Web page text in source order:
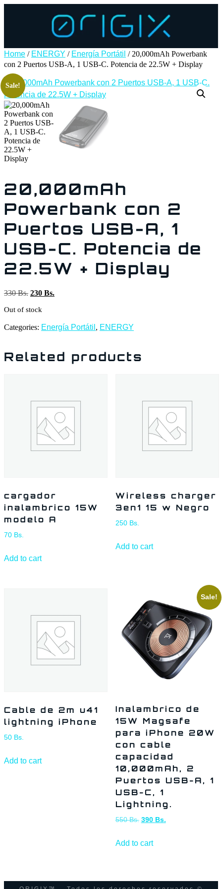
Home / ENERGY / Energía Portátil / 20,000mAh Powerbank
con 2 Puertos USB-A, 1 USB-C. Potencia de 22.5W + Display
Sale!
20,000mAh
Powerbank con 2
Puertos USB-A, 1
USB-C. Potencia de
22.5W + Display
330Bs. 230 Bs.
Out of stock
Categories: Energía Portátil , ENERGY
Related products
cargador
inalambrico 15W
modelo A
70 Bs.
Add to cart
Wireless charger
3en1 15 w Negro
250 Bs.
Add to cart
Cable de 2m u41
lightning iPhone
50 Bs.
Add to cart
Sale!
Inalambrico de
15W Magsafe
para iPhone 20W
con cable
capacidad
10,000mAh, 2
Puertos USB-A, 1
USB-C, 1
Lightning.
550Bs. 390 Bs.
Add to cart